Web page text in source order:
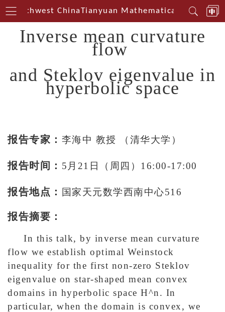
Southwest ChinaTianyuan Mathematical Centerin
Inverse mean curvature
flow
and Steklov eigenvalue in
hyperbolic space
报告专家： 李海中 教授 （清华大学）
报告时间： 5月21日（周四）16:00-17:00
报告地点： 国家天元数学西南中心516
报告摘要：
In this talk, by inverse mean curvature
flow we establish optimal Weinstock
inequality for the first non-zero Steklov
eigenvalue on star-shaped mean convex
domains in hyperbolic space H^n. In
particular, when the domain is convex, we